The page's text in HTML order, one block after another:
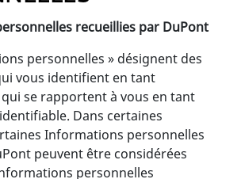
recueillies par DuPont
personnelles » désignent des
vous identifient en tant
se rapportent à vous en tant
Dans certaines
Informations personnelles
peuvent être considérées
personnelles